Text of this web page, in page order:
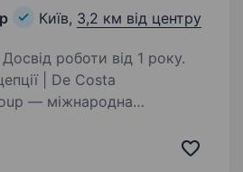
Київ, 3,2 км від центру
роботи від 1 року.
| De Costa
— міжнародна
рівень сервісу